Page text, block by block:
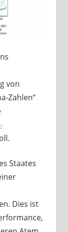
von
Zahlen“
Staates
Dies ist